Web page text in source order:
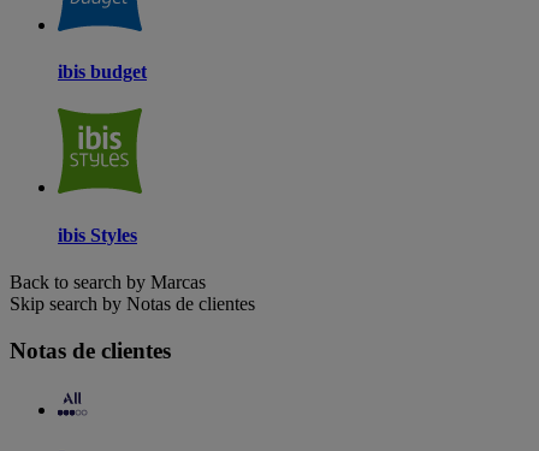
ibis budget
ibis Styles
Back to search by Marcas
Skip search by Notas de clientes
Notas de clientes